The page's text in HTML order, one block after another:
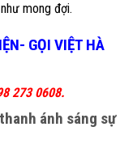
mong đợi.
GỌI VIỆT HÀ
273 0608.
ánh sáng sự